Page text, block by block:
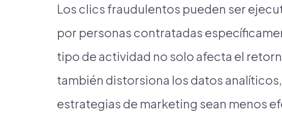
Los clics fraudulentos pueden ser
por personas contratadas
tipo de actividad no solo afecta el
también distorsiona los datos
estrategias de marketing sean menos